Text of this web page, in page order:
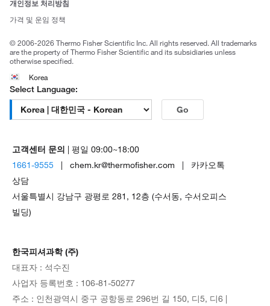
개인정보 처리방침
가격 및 운임 정책
© 2006-2026 Thermo Fisher Scientific Inc. All rights reserved. All trademarks
are the property of Thermo Fisher Scientific and its subsidiaries unless
otherwise specified.
Korea
Select Language:
Go
고객센터 문의 | 평일 09:00~18:00
1661-9555 | chem.kr@thermofisher.com | 카카오톡
상담
서울특별시 강남구 광평로 281, 12층 (수서동, 수서오피스
빌딩)
한국피셔과학 (주)
대표자 : 석수진
사업자 등록번호 : 106-81-50277
주소 : 인천광역시 중구 공항동로 296번 길 150, 디5, 디6 |